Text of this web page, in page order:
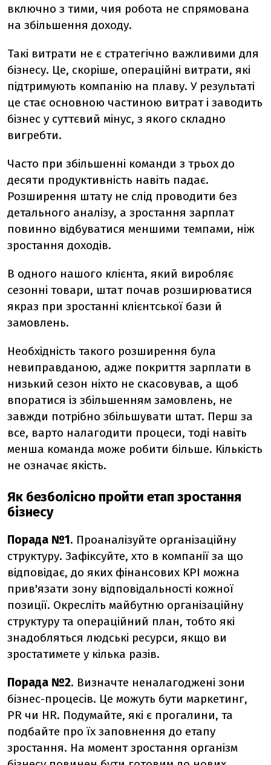
включно з тими, чия робота не спрямована
на збільшення доходу.
Такі витрати не є стратегічно важливими для
бізнесу. Це, скоріше, операційні витрати, які
підтримують компанію на плаву. У результаті
це стає основною частиною витрат і заводить
бізнес у суттєвий мінус, з якого складно
вигребти.
Часто при збільшенні команди з трьох до
десяти продуктивність навіть падає.
Розширення штату не слід проводити без
детального аналізу, а зростання зарплат
повинно відбуватися меншими темпами, ніж
зростання доходів.
В одного нашого клієнта, який виробляє
сезонні товари, штат почав розширюватися
якраз при зростанні клієнтської бази й
замовлень.
Необхідність такого розширення була
невиправданою, адже покриття зарплати в
низький сезон ніхто не скасовував, а щоб
впоратися із збільшенням замовлень, не
завжди потрібно збільшувати штат. Перш за
все, варто налагодити процеси, тоді навіть
менша команда може робити більше. Кількість
не означає якість.
Як безболісно пройти етап зростання
бізнесу
Порада №1. Проаналізуйте організаційну
структуру. Зафіксуйте, хто в компанії за що
відповідає, до яких фінансових KPI можна
прив'язати зону відповідальності кожної
позиції. Окресліть майбутню організаційну
структуру та операційний план, тобто які
знадобляться людські ресурси, якщо ви
зростатимете у кілька разів.
Порада №2. Визначте неналагоджені зони
бізнес-процесів. Це можуть бути маркетинг,
PR чи HR. Подумайте, які є прогалини, та
подбайте про їх заповнення до етапу
зростання. На момент зростання організм